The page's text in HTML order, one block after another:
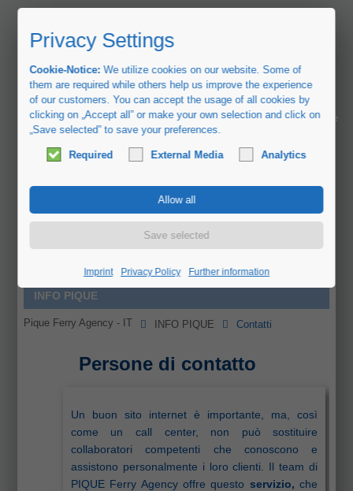
Home
Collegamenti marittimi
INFO PIQUE
Pique Ferry Agency - IT INFO PIQUE Contatti
Persone di contatto
Un buon sito internet è importante, ma, così
come un call center, non può sostituire
collaboratori competenti che conoscono e
assistono personalmente i loro clienti. Il team di
PIQUE Ferry Agency offre questo servizio, che
Privacy Settings
Cookie-Notice:We utilize cookies on our website. Some of
them are required while others help us improve the experience
of our customers. You can accept the usage of all cookies by
clicking on „Accept all” or make your own selection and click on
„Save selected” to save your preferences.
Required External Media Analytics
Imprint Privacy Policy Further information